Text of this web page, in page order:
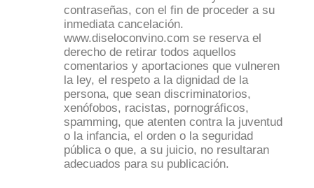
contraseñas, con el fin de proceder a su
inmediata cancelación.
www.diseloconvino.com se reserva el
derecho de retirar todos aquellos
comentarios y aportaciones que vulneren
la ley, el respeto a la dignidad de la
persona, que sean discriminatorios,
xenófobos, racistas, pornográficos,
spamming, que atenten contra la juventud
o la infancia, el orden o la seguridad
pública o que, a su juicio, no resultaran
adecuados para su publicación.